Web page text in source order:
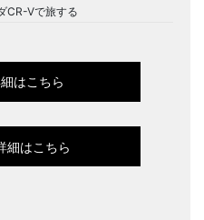
CR-Vで旅する
はこちら
細はこちら